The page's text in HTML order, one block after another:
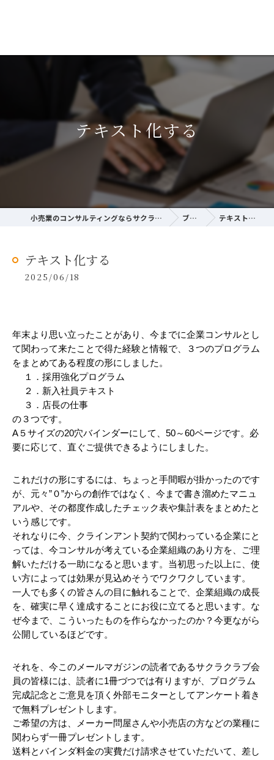
テキスト化する
小売業のコンサルティングならサクラ経営研究所 ブログ テキスト化する
テキスト化する
2025/06/18
年末より思い立ったことがあり、今までに企業コンサルとし
て関わって来たことで得た経験と情報で、３つのプログラム
をまとめてある程度の形にしました。
１．採用強化プログラム
２．新入社員テキスト
３．店長の仕事
の３つです。
A５サイズの20穴バインダーにして、50～60ページです。必
要に応じて、直ぐご提供できるようにしました。
これだけの形にするには、ちょっと手間暇が掛かったのです
が、元々”０”からの創作ではなく、今まで書き溜めたマニュ
アルや、その都度作成したチェック表や集計表をまとめたと
いう感じです。
それなりに今、クラインアント契約で関わっている企業にと
っては、今コンサルが考えている企業組織のあり方を、ご理
解いただける一助になると思います。当初思った以上に、使
い方によっては効果が見込めそうでワクワクしています。
一人でも多くの皆さんの目に触れることで、企業組織の成長
を、確実に早く達成することにお役に立てると思います。な
ぜ今まで、こういったものを作らなかったのか？今更ながら
公開しているほどです。
それを、今このメールマガジンの読者であるサクラクラブ会
員の皆様には、読者に1冊づつでは有りますが、プログラム
完成記念とご意見を頂く外部モニターとしてアンケート着き
で無料プレゼントします。
ご希望の方は、メーカー問屋さんや小売店の方などの業種に
関わらず一冊プレゼントします。
送料とバインダ料金の実費だけ請求させていただいて、差し